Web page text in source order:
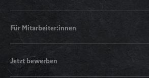
Für Mitarbeiter:innen
Jetzt bewerben